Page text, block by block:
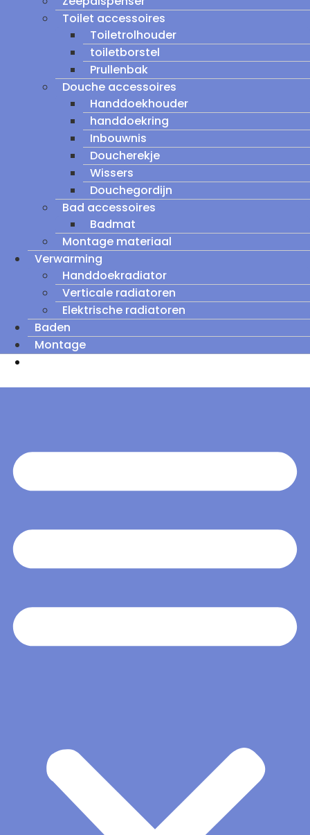
Toilet accessoires
Toiletrolhouder
toiletborstel
Prullenbak
Douche accessoires
Handdoekhouder
handdoekring
Inbouwnis
Doucherekje
Wissers
Douchegordijn
Bad accessoires
Badmat
Montage materiaal
Verwarming
Handdoekradiator
Verticale radiatoren
Elektrische radiatoren
Baden
Montage